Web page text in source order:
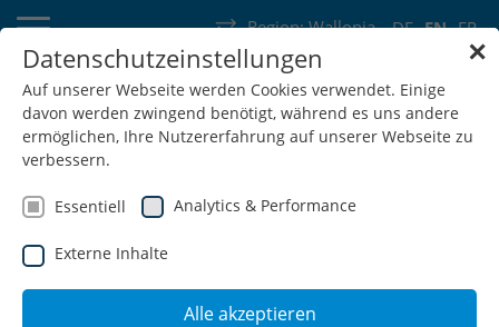
DE EN FR
Region: Wallonia
Germany Switzerland Austria Belgium
Luxembourg Netherlands Wallonia
SHOP
✕
Datenschutzeinstellungen
Auf unserer Webseite werden Cookies verwendet. Einige
davon werden zwingend benötigt, während es uns andere
ermöglichen, Ihre Nutzererfahrung auf unserer Webseite zu
verbessern.
Essentiell Analytics & Performance
Externe Inhalte
Alle akzeptieren